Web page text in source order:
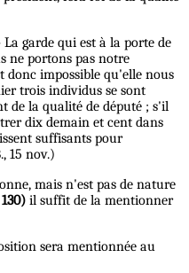
La garde qui est à la porte de
ne portons pas notre
impossible qu'elle nous
trois individus se sont
de la qualité de député ; s'il
dix demain et cent dans
suffisants pour
15 nov.)
mais n'est pas de nature
il suffit de la mentionner
sera mentionnée au